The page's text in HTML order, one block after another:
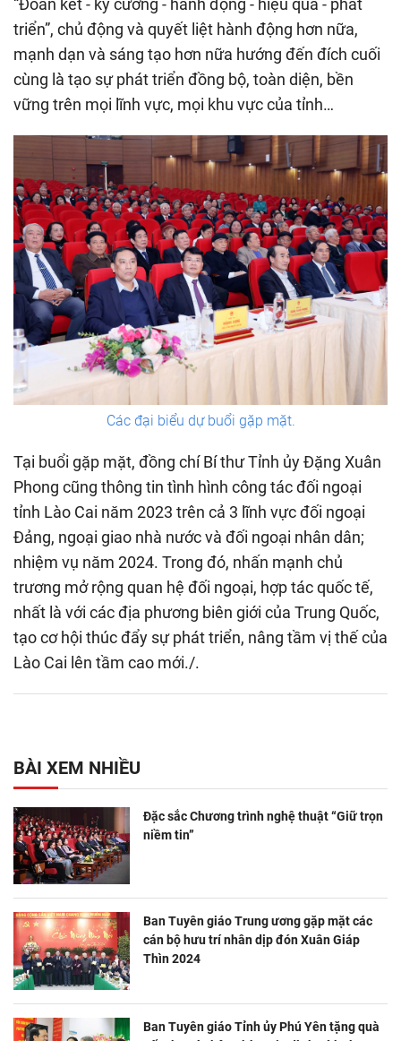
“Đoàn kết - kỷ cương - hành động - hiệu quả - phát
triển”, chủ động và quyết liệt hành động hơn nữa,
mạnh dạn và sáng tạo hơn nữa hướng đến đích cuối
cùng là tạo sự phát triển đồng bộ, toàn diện, bền
vững trên mọi lĩnh vực, mọi khu vực của tỉnh…
Các đại biểu dự buổi gặp mặt.
Tại buổi gặp mặt, đồng chí Bí thư Tỉnh ủy Đặng Xuân
Phong cũng thông tin tình hình công tác đối ngoại
tỉnh Lào Cai năm 2023 trên cả 3 lĩnh vực đối ngoại
Đảng, ngoại giao nhà nước và đối ngoại nhân dân;
nhiệm vụ năm 2024. Trong đó, nhấn mạnh chủ
trương mở rộng quan hệ đối ngoại, hợp tác quốc tế,
nhất là với các địa phương biên giới của Trung Quốc,
tạo cơ hội thúc đẩy sự phát triển, nâng tầm vị thế của
Lào Cai lên tầm cao mới./.
BÀI XEM NHIỀU
Đặc sắc Chương trình nghệ thuật “Giữ trọn
niềm tin”
Ban Tuyên giáo Trung ương gặp mặt các
cán bộ hưu trí nhân dịp đón Xuân Giáp
Thìn 2024
Ban Tuyên giáo Tỉnh ủy Phú Yên tặng quà